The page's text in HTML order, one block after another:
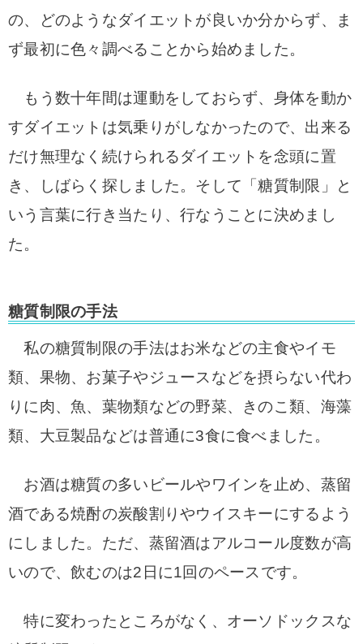
の、
どのようなダイエットが良いか分からず、ま
ず最初に色々調べることから始めました。
もう数十年間は運動をしておらず、身体を動か
すダイエットは気乗りがしなかったので、 出来る
だけ無理なく続けられるダイエットを念頭に置
き、
しばらく探しました。 そして「糖質制限」と
いう言葉に行き当たり、行なう ことに決めまし
た。
糖質制限の手法
私の糖質制限の手法はお米などの主食やイモ
類、果物、 お菓子やジュースなどを摂らない代わ
りに肉、魚、葉物類などの野菜、
きのこ類、海藻
類、大豆製品などは普通に3食に食べました。
お酒は糖質の多い ビールやワインを止め、蒸留
酒である焼酎の炭酸割りやウイスキーにするよう
にしました。ただ、蒸留酒はアルコール度数が高
いので、飲むのは2日に1回のペースです。
特に変わったところがなく、オーソドックスな